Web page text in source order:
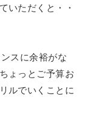
いただくと・・
スに余裕がな
ょっとご予算お
ルでいくことに